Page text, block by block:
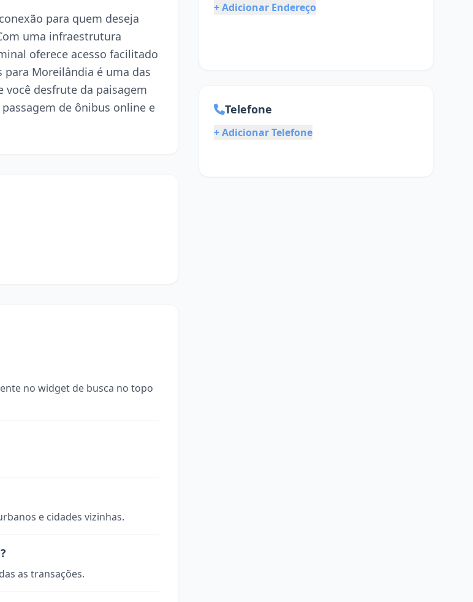
para quem deseja
uma infraestrutura
oferece acesso facilitado
para Moreilândia é uma das
desfrute da paisagem
de ônibus online e
no widget de busca no topo
e cidades vizinhas.
as transações.
+ Adicionar Endereço
Telefone
+ Adicionar Telefone